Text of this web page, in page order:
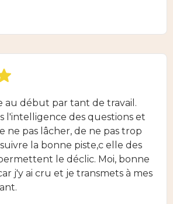
au début par tant de travail.
l'intelligence des questions et
ne pas lâcher, de ne pas trop
la bonne piste,c elle des
le déclic. Moi, bonne
j'y ai cru et je transmets à mes